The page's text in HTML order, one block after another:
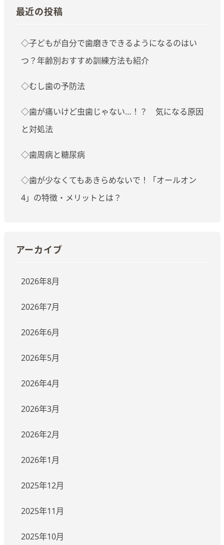
最近の投稿
◇子どもが自分で歯磨きできるようになるのはい
つ？年齢別おすすめ訓練方法も紹介
◇むし歯の予防法
◇歯が痛いけど虫歯じゃない…！？ 気になる原因
と対処法
◇歯周病と糖尿病
◇歯が少なくてもあきらめないで！「オールオン
4」の特徴・メリットとは？
アーカイブ
2026年8月
2026年7月
2026年6月
2026年5月
2026年4月
2026年3月
2026年2月
2026年1月
2025年12月
2025年11月
2025年10月